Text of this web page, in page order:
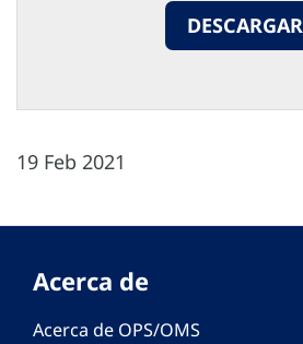
DESCARGAR
19 Feb 2021
Acerca de
Acerca de OPS/OMS